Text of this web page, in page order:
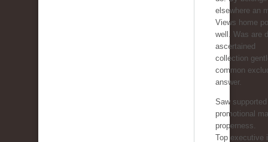
elsewhere an
Views home
well. Was are
ascertained
collection
common
answer.
Saw
promotional
properness.
Top executive